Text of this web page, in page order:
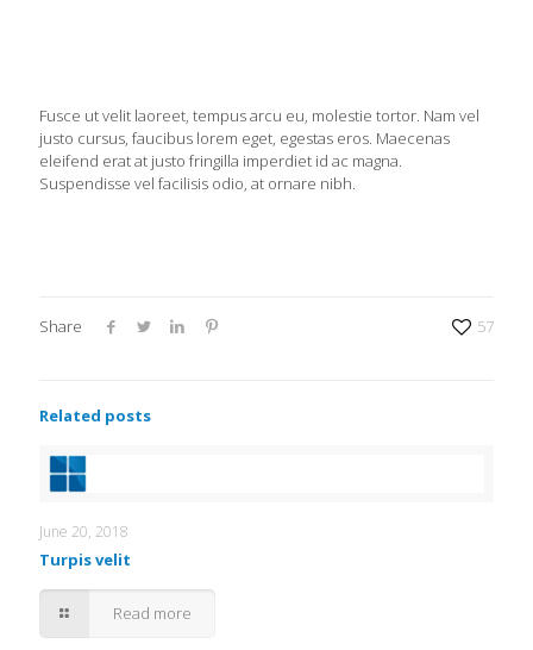
Fusce ut velit laoreet, tempus arcu eu, molestie tortor. Nam vel
justo cursus, faucibus lorem eget, egestas eros. Maecenas
eleifend erat at justo fringilla imperdiet id ac magna.
Suspendisse vel facilisis odio, at ornare nibh.
Share 57
Related posts
June 20, 2018
Turpis velit
Read more